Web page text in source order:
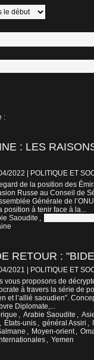
:
: LES
2022
POLITIQUE ET
de la position des
Russe au Conseil de
Générale de
position à tenir face à la...
Saoudite ,
RETOUR :
2021
POLITIQUE ET
vous proposons de
à travers la série de
et l’allié saoudien".
Diplomate,...
, Arabie Saoudite ,
, États-unis , général Assiri ,
, Moyen-orient ,
, Yemen